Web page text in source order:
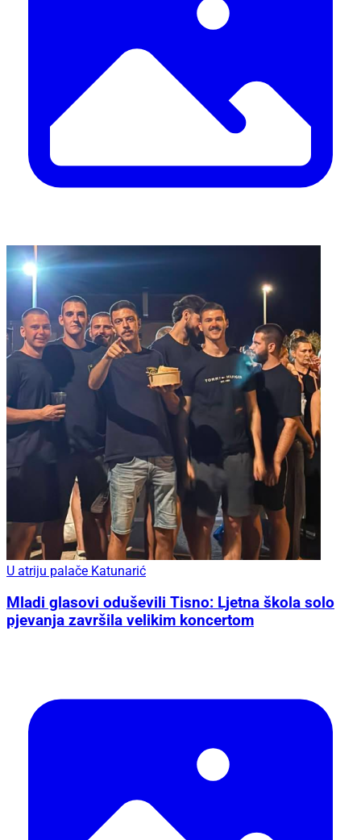
U atriju palače Katunarić
Mladi glasovi oduševili Tisno: Ljetna škola solo
pjevanja završila velikim koncertom